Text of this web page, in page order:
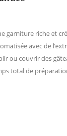
garniture riche et
avec de
ou couvrir des
total de